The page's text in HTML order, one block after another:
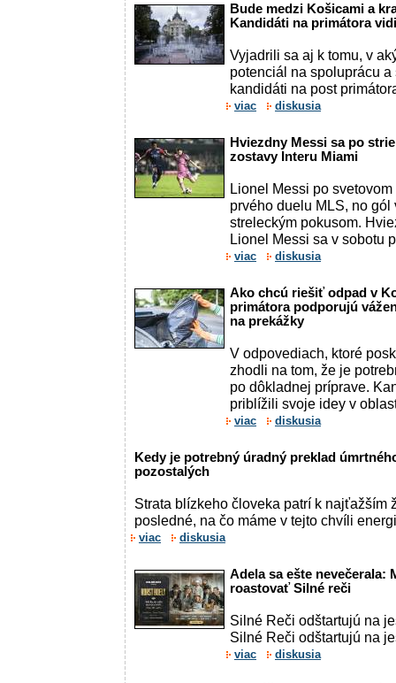
Bude medzi Košicami a
Kandidáti na primátora
Vyjadrili sa aj k tomu, v
potenciál na spoluprácu
kandidáti na post
viac diskusia
Hviezdny Messi sa po
zostavy Interu Miami
Lionel Messi po
prvého duelu MLS, no
streleckým pokusom.
Lionel Messi sa v sobotu
viac diskusia
Ako chcú riešiť odpad v
primátora podporujú
na prekážky
V odpovediach, ktoré
zhodli na tom, že je
po dôkladnej príprave.
priblížili svoje idey v
viac diskusia
Kedy je potrebný úradný preklad
pozostalých
Strata blízkeho človeka patrí k najťažším
posledné, na čo máme v tejto chvíli
viac diskusia
Adela sa ešte nevečerala:
roastovať Silné reči
Silné Reči odštartujú na
Silné Reči odštartujú na
viac diskusia